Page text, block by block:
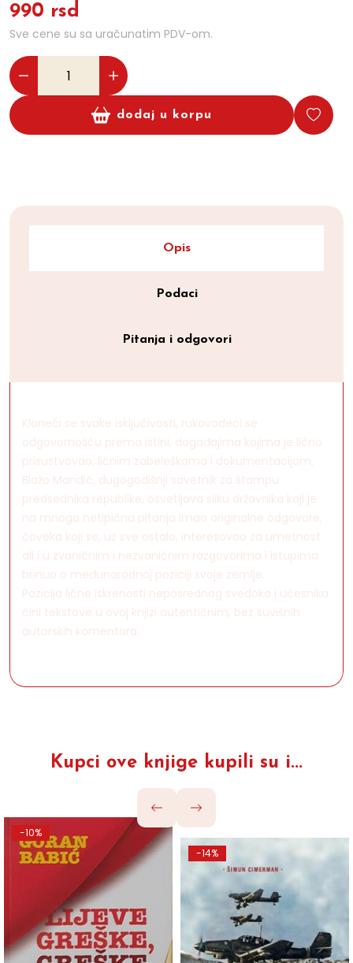
990 rsd
Sve cene su sa uračunatim PDV-om.
dodaj u korpu
Opis
Podaci
Pitanja i odgovori
Kloneći se svake isključivosti, rukovodeći se
odgovornošću prema istini, događajima kojima je lično
prisustvovao, ličnim zabeleškama i dokumentacijom,
Blažo Mandić, dugogodišnji savetnik za štampu
predsednika republike, osvetljava sliku državnika koji je
na mnoga netipična pitanja imao originalne odgovore,
čoveka koji se, uz sve ostalo, interesovao za umetnost
ali i u zvaničnim i nezvaničnim razgovorima i istupima
brinuo o međunarodnoj poziciji svoje zemlje.
Pozicija lične iskrenosti neposrednog svedoka i učesnika
čini tekstove u ovoj knjizi autentičnim, bez suvišnih
autorskih komentara.
Kupci ove knjige kupili su i...
-10%
-14%